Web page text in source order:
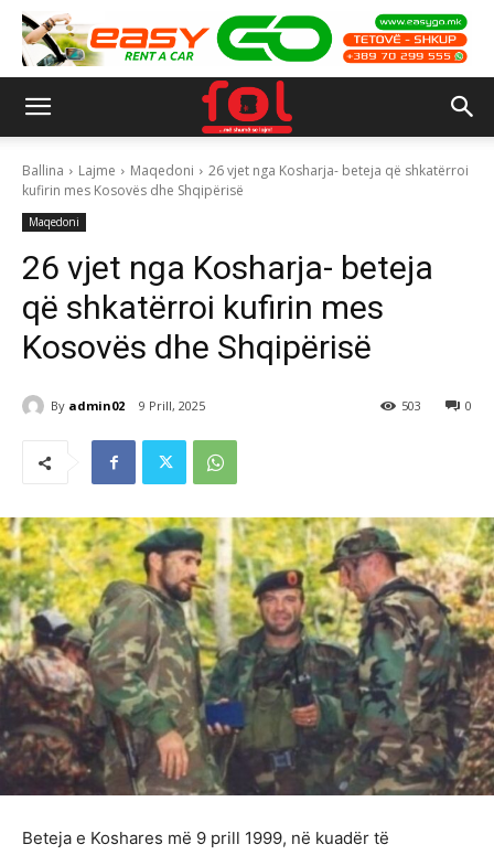
Ballina Lajme Maqedoni
26 vjet nga Kosharja- beteja që shkatërroi
kufirin mes Kosovës dhe Shqipërisë
Maqedoni
26 vjet nga Kosharja- beteja
që shkatërroi kufirin mes
Kosovës dhe Shqipërisë
By admin02 9 Prill, 2025 0
503
Beteja e Koshares më 9 prill 1999, në kuadër të